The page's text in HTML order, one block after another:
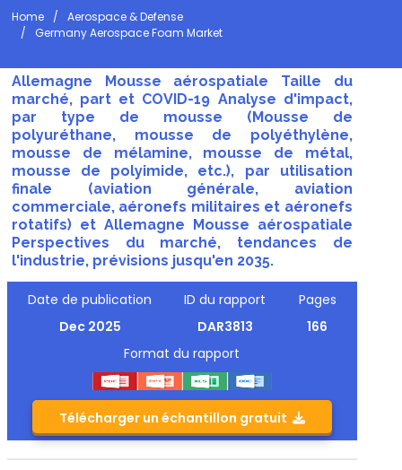
Home
Aerospace & Defense
Germany Aerospace Foam Market
Allemagne Mousse aérospatiale Taille du
marché, part et COVID-19 Analyse d'impact,
par type de mousse (Mousse de
polyuréthane, mousse de polyéthylène,
mousse de mélamine, mousse de métal,
mousse de polyimide, etc.), par utilisation
finale (aviation générale, aviation
commerciale, aéronefs militaires et aéronefs
rotatifs) et Allemagne Mousse aérospatiale
Perspectives du marché, tendances de
l'industrie, prévisions jusqu'en 2035.
Date de publication
Dec 2025
ID du rapport
DAR3813
Pages
166
Format du rapport
Télécharger un échantillon gratuit